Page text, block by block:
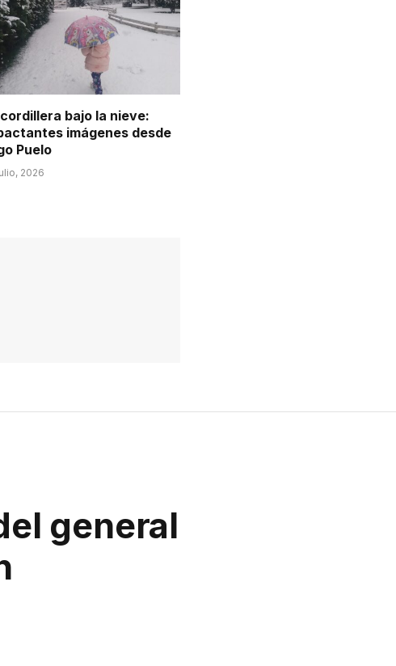
bajo la nieve:
imágenes desde
Puelo
2026
general